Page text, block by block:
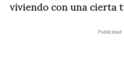
viviendo con una cierta
Publicidad